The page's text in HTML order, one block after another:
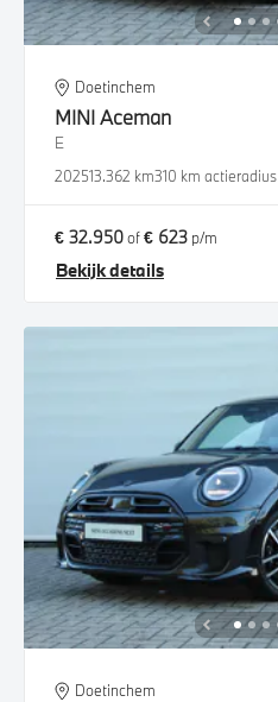
Doetinchem
MINIAceman
E
202513.362 km310 km actieradius
€ 32.950of€ 623 p/m
Bekijk details
Doetinchem